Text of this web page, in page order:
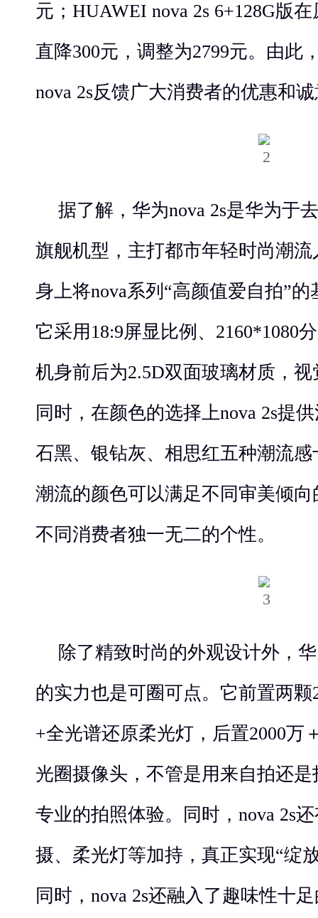
元；HUAWEI nova 2s 6+128G版
直降300元，调整为2799元。由此
nova 2s反馈广大消费者的优惠和
据了解，华为nova 2s是华为于
旗舰机型，主打都市年轻时尚潮流
身上将nova系列“高颜值爱自拍”
它采用18:9屏显比例、2160*1080
机身前后为2.5D双面玻璃材质，
同时，在颜色的选择上nova 2s提
石黑、银钻灰、相思红五种潮流
潮流的颜色可以满足不同审美倾
不同消费者独一无二的个性。
除了精致时尚的外观设计外，
的实力也是可圈可点。它前置两颗
+全光谱还原柔光灯，后置2000万
光圈摄像头，不管是用来自拍还
专业的拍照体验。同时，nova 2s
摄、柔光灯等加持，真正实现“绽
同时，nova 2s还融入了趣味性十